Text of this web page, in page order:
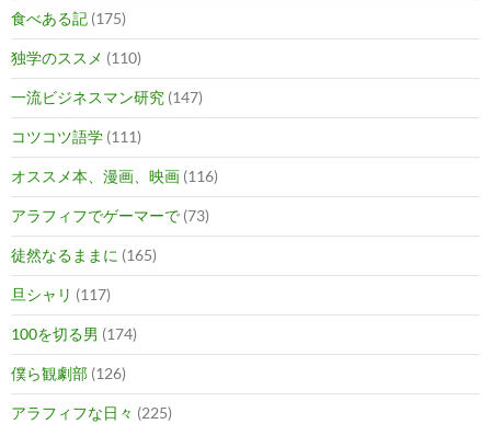
食べある記 (175)
独学のススメ (110)
一流ビジネスマン研究 (147)
コツコツ語学 (111)
オススメ本、漫画、映画 (116)
アラフィフでゲーマーで (73)
徒然なるままに (165)
旦シャリ (117)
100を切る男 (174)
僕ら観劇部 (126)
アラフィフな日々 (225)